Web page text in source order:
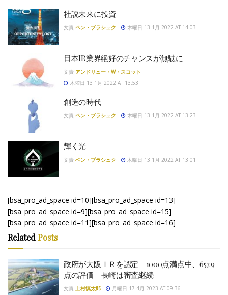
社説未来に投資
文責 ベン・ブラシュク 木曜日 13 1月 2022 AT 14:03
日本IR業界絶好のチャンスが無駄に
文責 アンドリュー・W・スコット
木曜日 13 1月 2022 AT 13:53
創造の時代
文責 ベン・ブラシュク 木曜日 13 1月 2022 AT 13:23
輝く光
文責 ベン・ブラシュク 木曜日 13 1月 2022 AT 13:01
[bsa_pro_ad_space id=10][bsa_pro_ad_space id=13]
[bsa_pro_ad_space id=9][bsa_pro_ad_space id=15]
[bsa_pro_ad_space id=11][bsa_pro_ad_space id=16]
RelatedPosts
政府が大阪ＩＲを認定 1000点満点中、657.9
点の評価 長崎は審査継続
文責 上村慎太郎 月曜日 17 4月 2023 AT 09:36